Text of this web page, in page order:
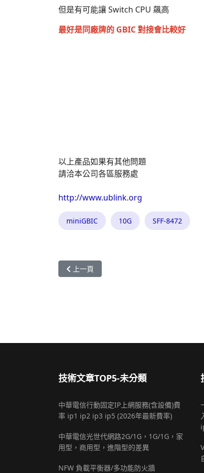
但是有可能讓 Switch CPU 飆高
最好是同廠牌的 GBIC 對接會比較好
以上產品如果有其他問題
請洽本公司各區服務處
http://www.ublink.org
miniGBIC 10G SFF-8472
上一篇文章: 10G SFP+ miniGBIC 單模 多模
上一頁
技術文章TOP5-未分類
中華電信行動固定IP上網服務(含設備)費
率 ip1 ip2 ip3 ip5 (2026年最新費率)
中華電信光世代網路2G/1G，1G/1G，家
用型，商用型，進階型的差異
NFW 負載平衡器/多功能防火牆